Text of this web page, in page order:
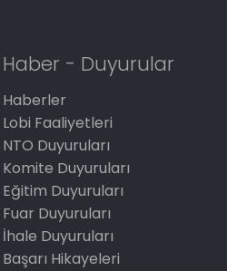
Haber - Duyurular
Haberler
Lobi Faaliyetleri
NTO Duyuruları
Komite Duyuruları
Eğitim Duyuruları
Fuar Duyuruları
İhale Duyuruları
Başarı Hikayeleri